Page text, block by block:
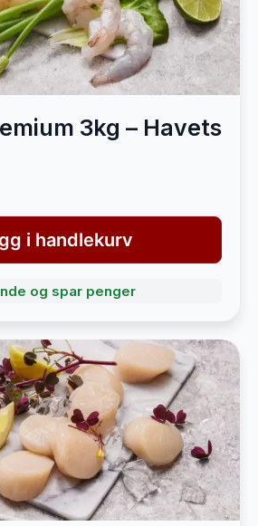
3kg – Havets
i handlekurv
og spar penger